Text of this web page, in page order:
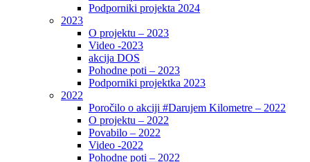
Podporniki projekta 2024
2023
O projektu – 2023
Video -2023
akcija DOS
Pohodne poti – 2023
Podporniki projektka 2023
2022
Poročilo o akciji #Darujem Kilometre – 2022
O projektu – 2022
Povabilo – 2022
Video -2022
Pohodne poti – 2022